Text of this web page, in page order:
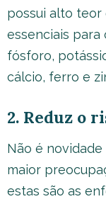
possui alto teor
essenciais para
fósforo,
cálcio, ferro e
2. Reduz o
Não é novidade
maior
estas são as